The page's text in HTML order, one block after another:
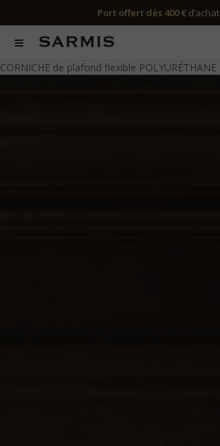
CORNICHE de plafond flexible POLYURÉTHANE
Port offert dès 400 €d’achat